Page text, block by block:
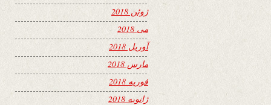
ژوئن 2018
می 2018
آوریل 2018
مارس 2018
فوریه 2018
ژانویه 2018